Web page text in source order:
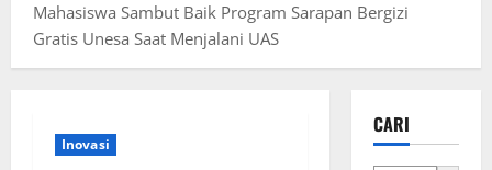
Mahasiswa Sambut Baik Program Sarapan Bergizi
Gratis Unesa Saat Menjalani UAS
Inovasi
CARI